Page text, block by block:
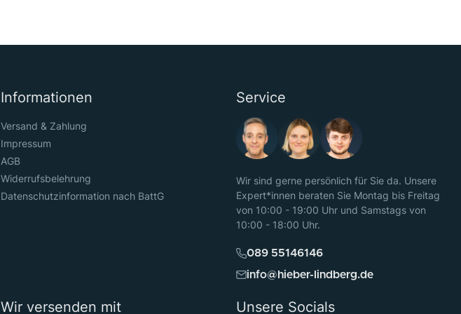
Informationen
Versand & Zahlung
Impressum
AGB
Widerrufsbelehrung
Datenschutzinformation nach BattG
Service
Wir sind gerne persönlich für Sie da. Unsere
Expert*innen beraten Sie Montag bis Freitag
von 10:00 - 19:00 Uhr und Samstags von
10:00 - 18:00 Uhr.
089 55146146
info@hieber-lindberg.de
Wir versenden mit Unsere Socials